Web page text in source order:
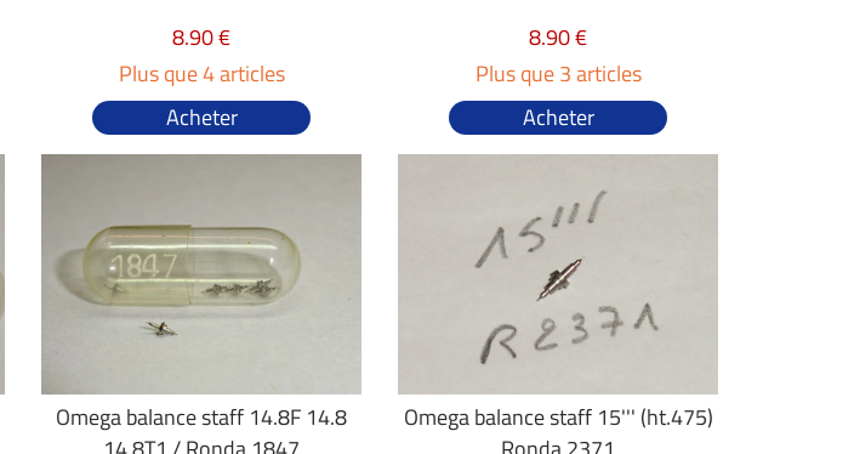
8.90 €
Plus que 4 articles
Acheter
8.90 €
Plus que 3 articles
Acheter
Omega balance staff 14.8F 14.8
Omega balance staff 15''' (ht.475)